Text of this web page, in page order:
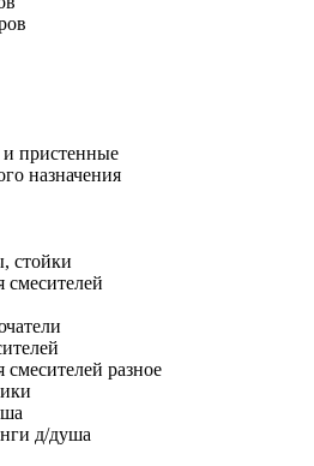
пристенные
назначения
стойки
разное
д/душа